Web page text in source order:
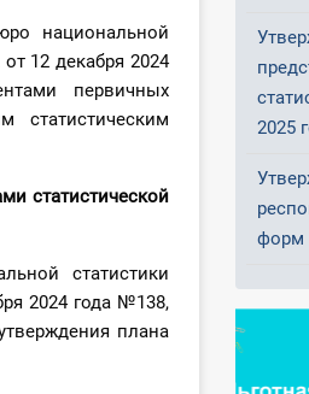
национальной
12 декабря 2024
первичных
статистическим
статистической
статистики
2024 года №138,
плана
2025
форм